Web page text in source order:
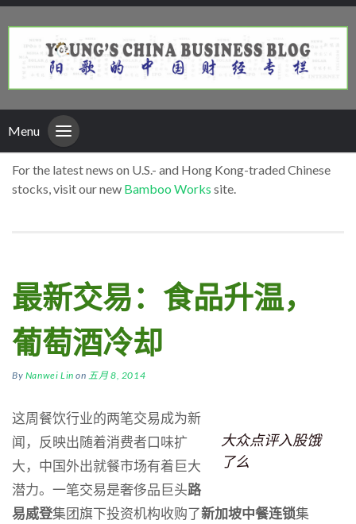
Menu
For the latest news on U.S.- and Hong Kong-traded Chinese
stocks, visit our new Bamboo Works site.
最新交易：食品升温，
葡萄酒冷却
By Nanwei Lin on 五月 8, 2014
大众点评入股饿
了么
这周餐饮行业的两笔交易成为新
闻，反映出随着消费者口味扩
大，中国外出就餐市场有着巨大
潜力。一笔交易是奢侈品巨头路
易威登集团旗下投资机构收购了新加坡中餐连锁集